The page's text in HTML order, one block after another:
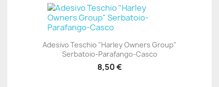
Adesivo Teschio "Harley Owners Group"
Serbatoio-Parafango-Casco
8,50 €